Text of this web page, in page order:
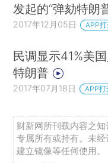
发起的“弹劾特朗
2017年12月05日 APP
民调显示41%美
特朗普
2017年07月18日 APP打
财新网所刊载内容之
专属所有或持有。未
建立镜像等任何使用。